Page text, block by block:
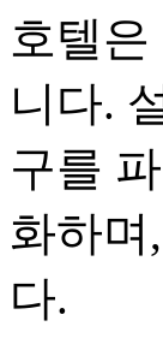
호텔
니다.
구를
화하
다.